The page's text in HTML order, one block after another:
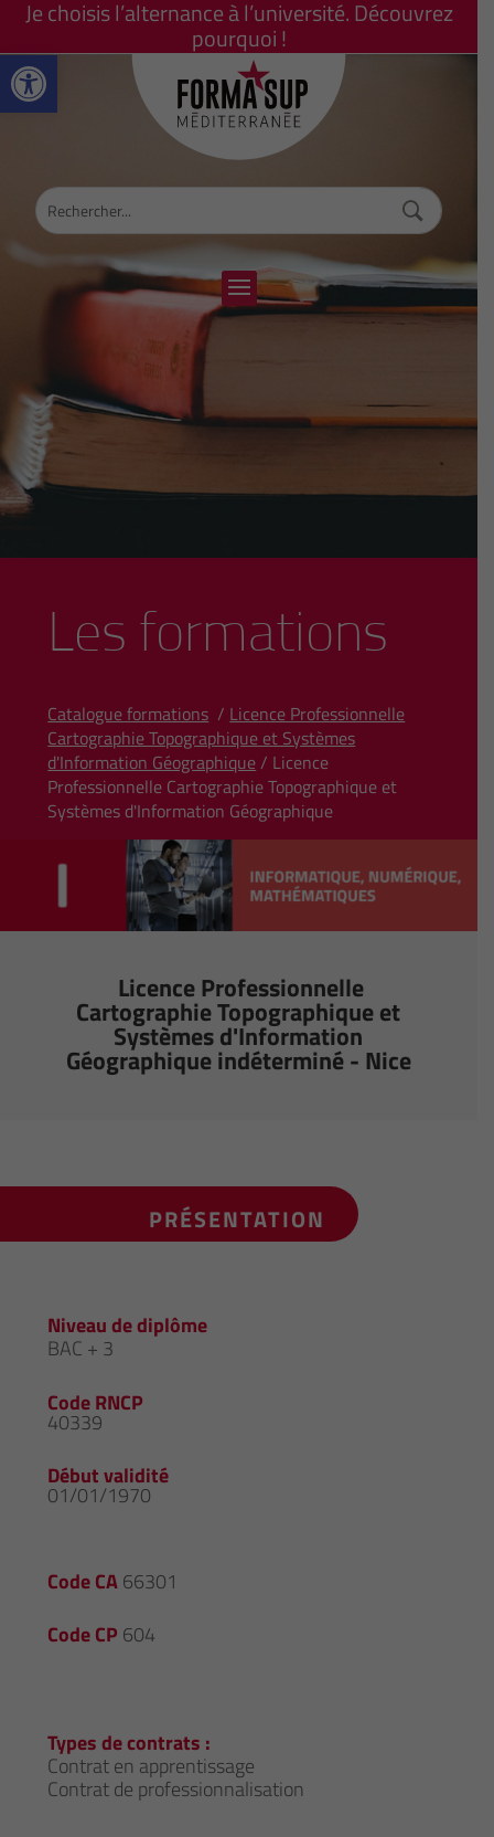
Ouvrir la barre d’outils
Je choisis l’alternance à l’université. Découvrez
pourquoi !
Les formations
Catalogue formations / Licence Professionnelle
Cartographie Topographique et Systèmes
d'Information Géographique/ Licence
Professionnelle Cartographie Topographique et
Systèmes d'Information Géographique
Licence Professionnelle
Cartographie Topographique et
Systèmes d'Information
Géographique indéterminé - Nice
PRÉSENTATION
Niveau de diplôme
BAC + 3
Code RNCP
40339
Début validité
01/01/1970
Code CA66301
Code CP 604
Types de contrats :
Contrat en apprentissage
Contrat de professionnalisation